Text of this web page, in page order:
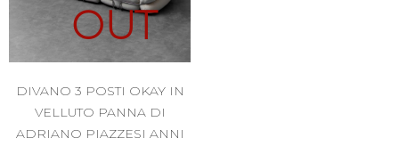
OUT
DIVANO 3 POSTI OKAY IN
VELLUTO PANNA DI
ADRIANO PIAZZESI ANNI